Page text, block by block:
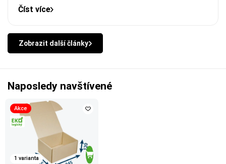
Číst více
Zobrazit další články
Naposledy navštívené
Akce
1 varianta